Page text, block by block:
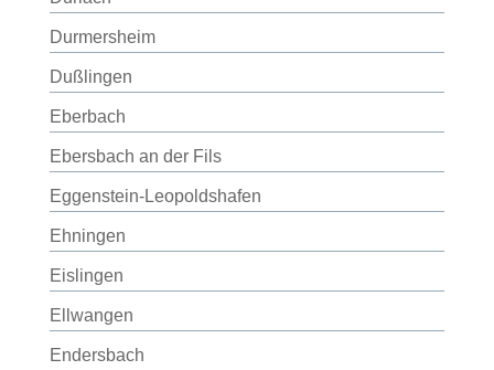
Durmersheim
Dußlingen
Eberbach
Ebersbach an der Fils
Eggenstein-Leopoldshafen
Ehningen
Eislingen
Ellwangen
Endersbach